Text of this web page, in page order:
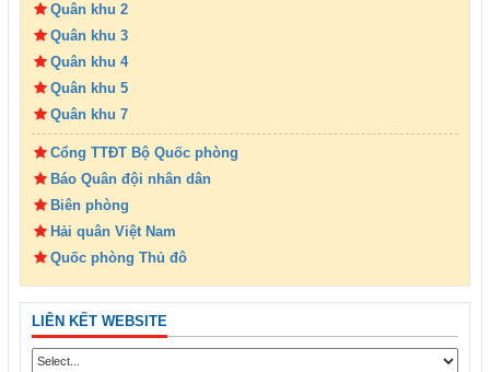
Quân khu 2
Quân khu 3
Quân khu 4
Quân khu 5
Quân khu 7
Cổng TTĐT Bộ Quốc phòng
Báo Quân đội nhân dân
Biên phòng
Hải quân Việt Nam
Quốc phòng Thủ đô
LIÊN KẾT WEBSITE